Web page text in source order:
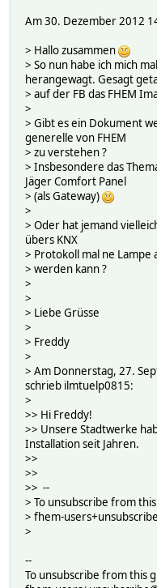
Am 30. Dezember 2012
> Hallo zusammen
> So nun habe ich mich
herangewagt. Gesagt
> auf der FB das FHEM
>
> Gibt es ein Dokument
generelle von FHEM
> zu verstehen ?
> Insbesondere das
Jäger Comfort Panel
> (als Gateway)
>
> Oder hat jemand
übers KNX
> Protokoll mal ne Lampe
> werden kann ?
>
>
> Liebe Grüsse
>
> Freddy
>
> Am Donnerstag, 27.
schrieb ilmtuelp0815:
>
>> Hi Freddy!
>> Unsere Stadtwerke
Installation seit Jahren.
>>
>>
>> --
> To unsubscribe from
> fhem-
>
--
To unsubscribe from this